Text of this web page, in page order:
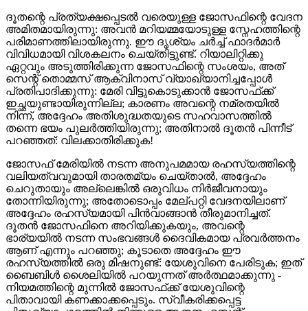
ദൂതന്റെ പ്രത്യക്ഷപ്പെടൽ വരെയുള്ള ജോസഫിന്റെ വേദന
അമിതമായിരുന്നു: അവൻ മറിയമ്മയോടുള്ള സ്നേഹത്തിന്റെ
പരിമാണത്തിലായിരുന്നു. ഈ ദൃശ്യം ചർച്ച് ഫാദർമാർ
വിവിധമായി വിശകലനം ചെയ്തിട്ടുണ്ട്. റിയാലിറ്റിക്കു
ഏറ്റവും അടുത്തിരിക്കുന്ന ജോസഫിന്റെ സംശയം, അത്
സെന്റ് തൊമ്മസ് ആക്വിനാസ് വ്യാഖ്യാനിച്ചപ്പോൾ
പ്രതിപാദിക്കുന്നു: മേരി വിട്ടുകൊടുക്കാൻ ജോസഫ്‌ക്ക്
ഇച്ഛയുണ്ടായിരുന്നില്ല; കാരണം അവന്റെ നമ്രതയിൽ
നിന്ന്, അദ്ദേഹം അതിശുദ്ധതയുടെ സഹവാസത്തിൽ
തന്നെ ഭയം പുലർത്തിയിരുന്നു; അതിനാൽ ദൂതൻ പിന്നീട്
പറഞ്ഞത്: വിലക്കാതിരിക്കുക!
ജോസഫ് മേരിയിൽ നടന്ന അനുപമമായ രഹസ്യത്തിന്റെ
വലിയത്വവുമായി താരതമ്യം ചെയ്താൽ, അദ്ദേഹം
ചെറുതായും അല്ലെങ്കിൽ ഒരുവിധം നിര്‍ജീവനായും
തോന്നിയിരുന്നു; അതോടൊപ്പം മേല്പറ്റി വേദനയിലാണ്
അദ്ദേഹം രഹസ്യമായി പിൻവാങ്ങാൻ തീരുമാനിച്ചത്.
ദൂതൻ ജോസഫിനെ അറിയിക്കുകയും, അവന്റെ
ഭാര്യയിൽ നടന്ന സംഭവങ്ങൾ ദൈവികമായ പ്രവർത്തനം
ആണ് എന്നും പറഞ്ഞു; കൂടാതെ അദ്ദേഹം ഈ
രഹസ്യത്തിൽ ഒരു മിഷനുണ്ട്: യേശുവിനെ പേരിടുക; ഇത്
ബൈബിൾ ശൈലിയിൽ പറയുന്നത് അർത്ഥമാക്കുന്നു -
നിയമത്തിന്റെ മുന്നിൽ ജോസഫ്‌ക്ക് യേശുവിന്റെ
പിതാവായി കണക്കാക്കപ്പെടും. സ്വീകരിക്കപ്പെട്ട